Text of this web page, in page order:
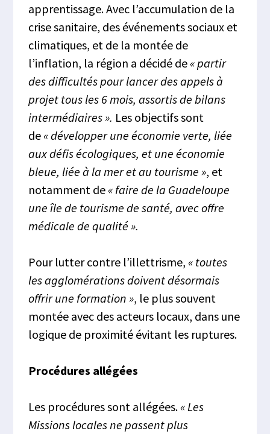
apprentissage. Avec l’accumulation de la
crise sanitaire, des événements sociaux et
climatiques, et de la montée de
l’inflation, la région a décidé de« partir
des difficultés pour lancer des appels à
projet tous les 6 mois, assortis de bilans
intermédiaires ». Les objectifs sont
de« développer une économie verte, liée
aux défis écologiques, et une économie
bleue, liée à la mer et au tourisme », et
notamment de« faire de la Guadeloupe
une île de tourisme de santé, avec offre
médicale de qualité ».
Pour lutter contre l’illettrisme,« toutes
les agglomérations doivent désormais
offrir une formation », le plus souvent
montée avec des acteurs locaux, dans une
logique de proximité évitant les ruptures.
Procédures allégées
Les procédures sont allégées.« Les
Missions locales ne passent plus